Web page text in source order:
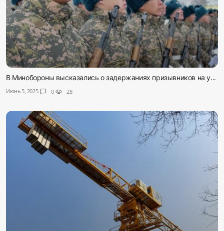
В Минобороны высказались о задержаниях призывников на у...
Июнь 5, 2025 chat_bubble 0 visibility 28